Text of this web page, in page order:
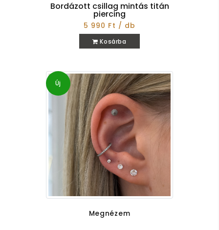
Bordázott csillag mintás titán
piercing
5 990 Ft / db
Kosárba
Új
Megnézem